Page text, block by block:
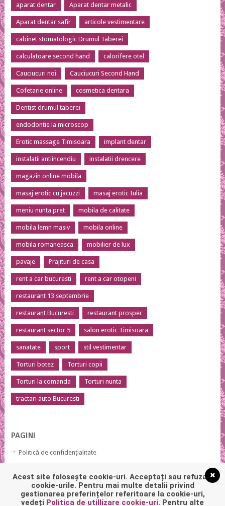
aparat dentar Aparat dentar metalic
Aparat dentar safir articole vestimentare
cabinet stomatologic Drumul Taberei
calculatoare second hand calorifere otel
Cauciucuri noi Cauciucuri Second Hand
Cofetarie online cosmetica dentara
Dentist drumul taberei
endodontie la microscop
Erotic massage Timisoara implant dentar
instalatii antiincendiu instalatii drencere
magazin online mobila
masaj erotic cu jacuzzi masaj erotic Iulia
meniu nunta pret mobila de calitate
mobila lemn masiv mobila online
mobila romaneasca mobilier de lux
pavaje Prajituri de casa
rent a car bucuresti rent a car otopeni
restaurant 13 septembrie
restaurant Bucuresti restaurant prosper
restaurant sector 5 salon erotic Timisoara
sanatate sport stil vestimentar
Torturi botez Torturi copii
Torturi la comanda Torturi nunta
tractari auto Bucuresti
PAGINI
Politică de confidențialitate
Acest site folosește cookie-uri. Acceptați sau refuzați
cookie-urile. Pentru mai multe detalii privind
gestionarea preferințelor referitoare la cookie-uri,
vedeți Politica de utillizare cookie-uri. Pentru alte